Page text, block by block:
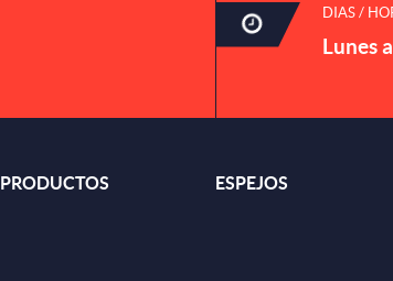
DIAS /
Lunes
PRODUCTOS ESPEJOS